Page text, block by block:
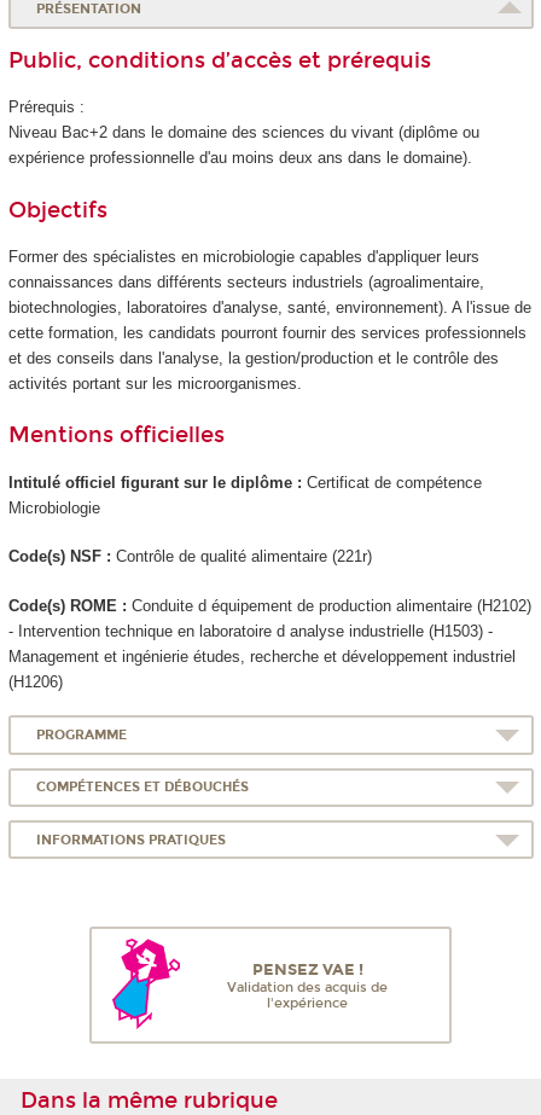
PRÉSENTATION
Public, conditions d’accès et prérequis
Prérequis :
Niveau Bac+2 dans le domaine des sciences du vivant (diplôme ou
expérience professionnelle d'au moins deux ans dans le domaine).
Objectifs
Former des spécialistes en microbiologie capables d'appliquer leurs
connaissances dans différents secteurs industriels (agroalimentaire,
biotechnologies, laboratoires d'analyse, santé, environnement). A l'issue de
cette formation, les candidats pourront fournir des services professionnels
et des conseils dans l'analyse, la gestion/production et le contrôle des
activités portant sur les microorganismes.
Mentions officielles
Intitulé officiel figurant sur le diplôme : Certificat de compétence
Microbiologie
Code(s) NSF : Contrôle de qualité alimentaire (221r)
Code(s) ROME : Conduite d équipement de production alimentaire (H2102)
- Intervention technique en laboratoire d analyse industrielle (H1503) -
Management et ingénierie études, recherche et développement industriel
(H1206)
PROGRAMME
COMPÉTENCES ET DÉBOUCHÉS
INFORMATIONS PRATIQUES
PENSEZ VAE !
Validation des acquis de
l'expérience
Dans la même rubrique